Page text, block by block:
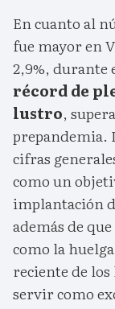
En cuanto al
fue mayor en
2,9%, durante
récord de
lustro,
prepandemia.
cifras
como un
implantación
además de
como la
reciente de
servir como